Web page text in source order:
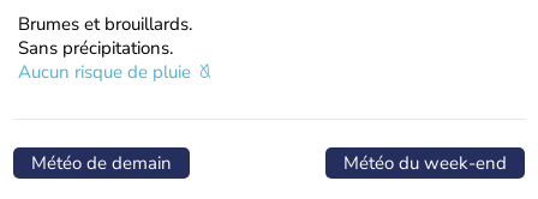
Brumes et brouillards.
Sans précipitations.
Aucun risque de pluie
Météo de demain Météo du week-end